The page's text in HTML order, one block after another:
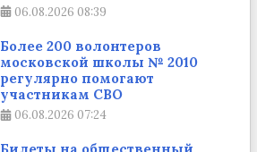
06.08.2026 08:39
Более 200 волонтеров
московской школы № 2010
регулярно помогают
участникам СВО
06.08.2026 07:24